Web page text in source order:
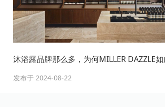
沐浴露品牌那么多，为何MILLER DAZZLE如
发布于 2024-08-22